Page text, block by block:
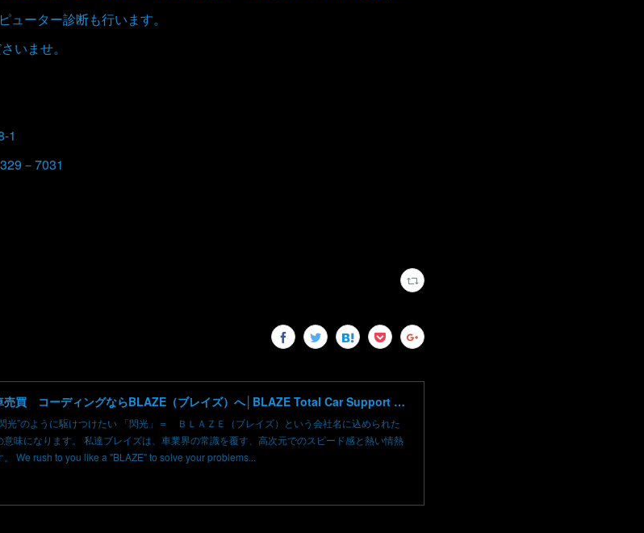
ーター診断も行います。
いませ。
1
－7031
高崎で輸入車修理 中古車売買 コーディングならBLAZE（ブレイズ）へ│BLAZE Total Car Support & Modify in Takasaki Gunma
光”のように駆けつけたい 「閃光」＝ ＢＬＡＺＥ（ブレイズ）という会社名に込められた
味になります。 私達ブレイズは、車業界の常識を覆す、高次元でのスピード感と熱い情熱
We rush to you like a "BLAZE" to solve your problems...